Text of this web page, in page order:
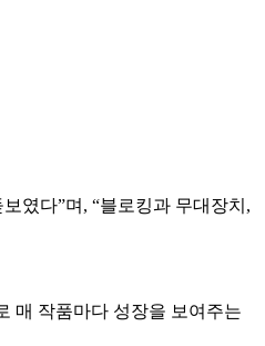
였다”며, “블로킹과 무대장치,
매 작품마다 성장을 보여주는